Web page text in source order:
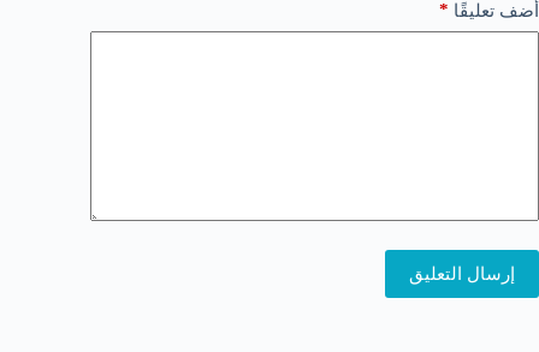
أضف تعليقًا *
إرسال التعليق